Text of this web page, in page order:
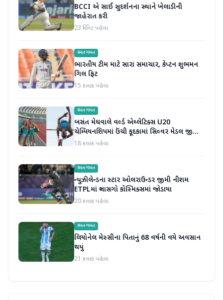
BCCI એ સાઈ સુદર્શનના સ્થાને ખેલાડીની
જાહેરાત કરી
23 મિનિટ પહેલા
રમતગમત
ભારતીય ટીમ માટે સારા સમાચાર, કેપ્ટન શુભમન
ગિલ ફિટ
15 કલાક પહેલા
રમતગમત
બસંત મેઘવાલે વર્લ્ડ એથ્લેટિક્સ U20
ચેમ્પિયનશિપમાં ઉંચી કૂદકામાં સિલ્વર મેડલ જીતીને
ઇતિહાસ રચ્યો
18 કલાક પહેલા
રમતગમત
ન્યુઝીલેન્ડના સ્ટાર ઓલરાઉન્ડર જીમી નીશમ
ETPLમાં ગ્લાસગો કોસ્મિક્સમાં જોડાયા
20 કલાક પહેલા
રમતગમત
લિયોનેલ મેસ્સીના પિતાનું 68 વર્ષની વયે અવસાન
થયું
21 કલાક પહેલા